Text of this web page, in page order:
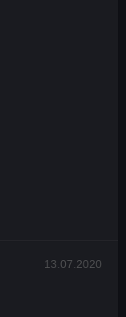
13.07.2020